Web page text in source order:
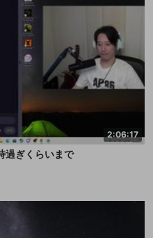
2:06:17
ぎくらいまで